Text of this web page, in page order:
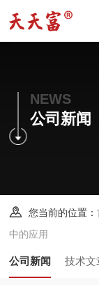
NEWS
公司新闻
您当前的位置：
中的应用
公司新闻 技术文